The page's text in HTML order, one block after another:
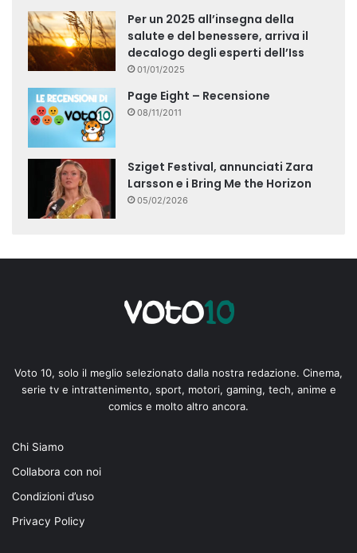
Per un 2025 all’insegna della
salute e del benessere, arriva il
decalogo degli esperti dell’Iss
01/01/2025
Page Eight – Recensione
08/11/2011
Sziget Festival, annunciati Zara
Larsson e i Bring Me the Horizon
05/02/2026
Voto 10, solo il meglio selezionato dalla nostra redazione. Cinema,
serie tv e intrattenimento, sport, motori, gaming, tech, anime e
comics e molto altro ancora.
Chi Siamo
Collabora con noi
Condizioni d’uso
Privacy Policy